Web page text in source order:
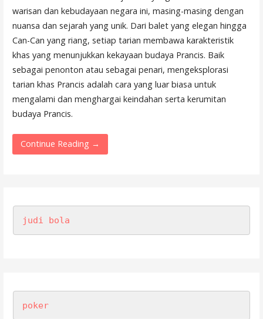
warisan dan kebudayaan negara ini, masing-masing dengan
nuansa dan sejarah yang unik. Dari balet yang elegan hingga
Can-Can yang riang, setiap tarian membawa karakteristik
khas yang menunjukkan kekayaan budaya Prancis. Baik
sebagai penonton atau sebagai penari, mengeksplorasi
tarian khas Prancis adalah cara yang luar biasa untuk
mengalami dan menghargai keindahan serta kerumitan
budaya Prancis.
Continue Reading →
judi bola
poker